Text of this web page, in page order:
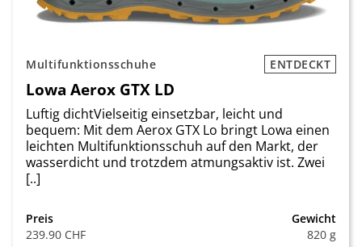
Multifunktionsschuhe ENTDECKT
Lowa Aerox GTX LD
Luftig dichtVielseitig einsetzbar, leicht und
bequem: Mit dem Aerox GTX Lo bringt Lowa einen
leichten Multifunktionsschuh auf den Markt, der
wasserdicht und trotzdem atmungsaktiv ist. Zwei
[..]
Preis
239.90 CHF
Gewicht
820 g